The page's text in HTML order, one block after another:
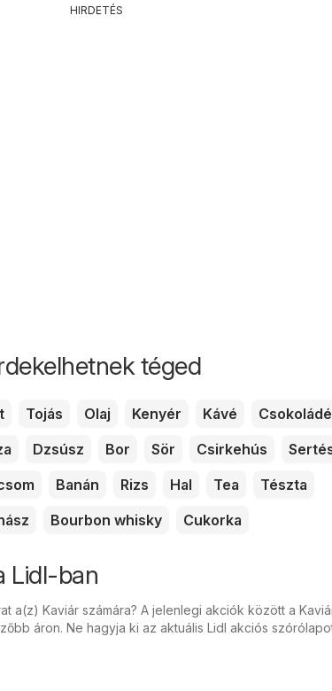
HIRDETÉS
téged
Tojás Olaj Kenyér Kávé
Csokoládé
Dzsúsz Bor Sör Csirkehús
Banán Rizs Hal Tea
Tészta
Bourbon whisky Cukorka
Lidl-ban
a(z) Kaviár számára? A jelenlegi akciók között a
áron. Ne hagyja ki az aktuális Lidl akciós